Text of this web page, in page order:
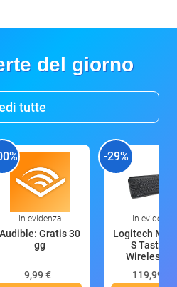
del giorno
tutte
In evidenza
Audible: Gratis 30
gg
9,99 €
-29%
In evidenza
Logitech MX
S Tastiera
Wireless
119,99 €